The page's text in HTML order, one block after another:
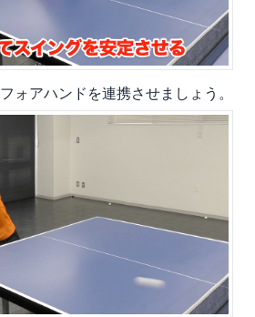
ォアハンドを連携させましょう。